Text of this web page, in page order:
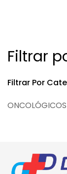
Filtrar
Filtrar Por
ONCOLÓGICOS